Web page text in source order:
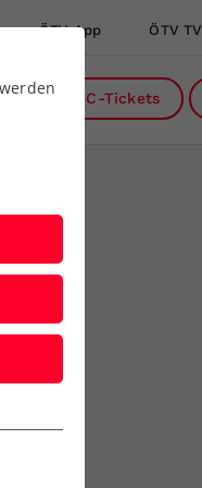
ÖTV App ÖTV TV
DC-Tickets